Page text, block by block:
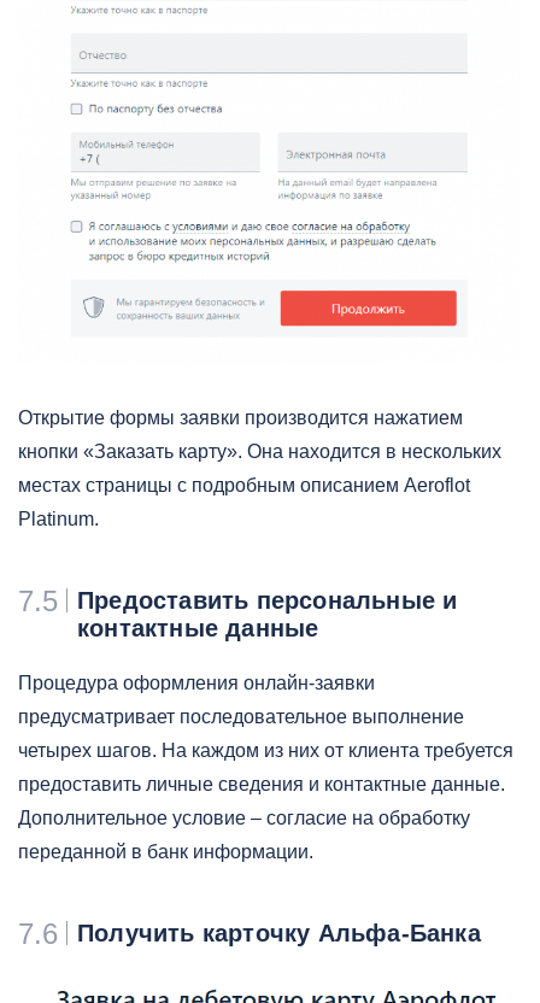
Открытие формы заявки производится нажатием
кнопки «Заказать карту». Она находится в нескольких
местах страницы с подробным описанием Aeroflot
Platinum.
7.5
Предоставить персональные и
контактные данные
Процедура оформления онлайн-заявки
предусматривает последовательное выполнение
четырех шагов. На каждом из них от клиента требуется
предоставить личные сведения и контактные данные.
Дополнительное условие – согласие на обработку
переданной в банк информации.
7.6 Получить карточку Альфа-Банка